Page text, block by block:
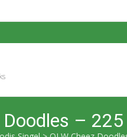
Doodles –